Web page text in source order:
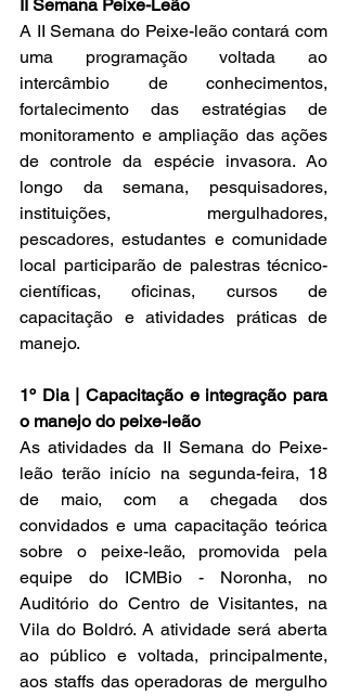
II Semana Peixe-Leão
A II Semana do Peixe-leão contará com
uma programação voltada ao
intercâmbio de conhecimentos,
fortalecimento das estratégias de
monitoramento e ampliação das ações
de controle da espécie invasora. Ao
longo da semana, pesquisadores,
instituições, mergulhadores,
pescadores, estudantes e comunidade
local participarão de palestras técnico-
científicas, oficinas, cursos de
capacitação e atividades práticas de
manejo.
1º Dia | Capacitação e integração para
o manejo do peixe-leão
As atividades da II Semana do Peixe-
leão terão início na segunda-feira, 18
de maio, com a chegada dos
convidados e uma capacitação teórica
sobre o peixe-leão, promovida pela
equipe do ICMBio - Noronha, no
Auditório do Centro de Visitantes, na
Vila do Boldró. A atividade será aberta
ao público e voltada, principalmente,
aos staffs das operadoras de mergulho